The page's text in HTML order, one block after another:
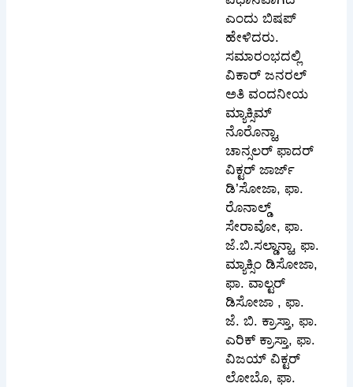
ಎಂದು ಬಿಷಪ್
ಹೇಳಿದರು.
ಸಮಾರಂಭದಲ್ಲಿ
ವಿಕಾರ್ ಜನರಲ್
ಅತಿ ವಂದನೀಯ
ಮ್ಯಾಕ್ಸಿಮ್
ನೊರೊನ್ಹಾ,
ಚಾನ್ಸಲರ್ ಫಾದರ್
ವಿಕ್ಟರ್ ಜಾರ್ಜ್
ಡಿ’ಸೋಜಾ, ಫಾ.
ರೊನಾಲ್ಡ್
ಸೇರಾವೋ, ಫಾ.
ಜೆ.ಬಿ.ಸಲ್ಡಾನ್ಹಾ, ಫಾ.
ಮ್ಯಾಕ್ಸಿಂ ಡಿಸೋಜಾ,
ಫಾ. ವಾಲ್ಟರ್
ಡಿಸೋಜಾ , ಫಾ.
ಜೆ. ಬಿ. ಕ್ರಾಸ್ತಾ, ಫಾ.
ಎರಿಕ್ ಕ್ರಾಸ್ತಾ, ಫಾ.
ವಿಜಯ್ ವಿಕ್ಟರ್
ಲೋಬೊ, ಫಾ.